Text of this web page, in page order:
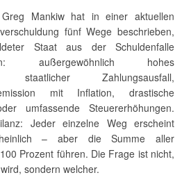
Greg Mankiw hat in einer aktuellen
fünf Wege beschrieben,
Staat aus der Schuldenfalle
außergewöhnlich hohes
staatlicher Zahlungsausfall,
mit Inflation, drastische
umfassende Steuererhöhungen.
Jeder einzelne Weg erscheint
– aber die Summe aller
Prozent führen. Die Frage ist nicht,
sondern welcher.